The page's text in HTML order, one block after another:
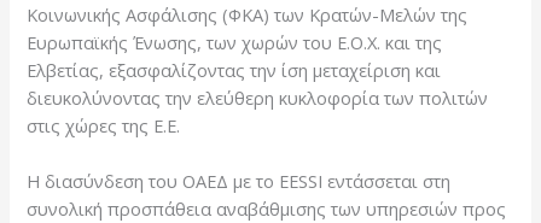
Κοινωνικής Ασφάλισης (ΦΚΑ) των Κρατών-Μελών της
Ευρωπαϊκής Ένωσης, των χωρών του Ε.Ο.Χ. και της
Ελβετίας, εξασφαλίζοντας την ίση μεταχείριση και
διευκολύνοντας την ελεύθερη κυκλοφορία των πολιτών
στις χώρες της Ε.Ε.
Η διασύνδεση του ΟΑΕΔ με το EESSI εντάσσεται στη
συνολική προσπάθεια αναβάθμισης των υπηρεσιών προς